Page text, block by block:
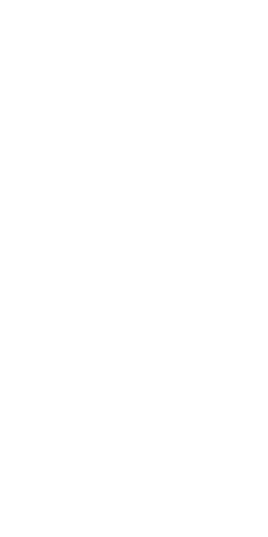
locala de autobuz. Recomandam hotelul clientilor de toate varstele.
demipensiune, pentru clientii cu program All inclusive (gratuit).
cola, sprite, portocale, sifon, bere la halba, vin produs local, ceai,